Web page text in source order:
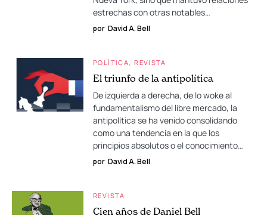
estrechas con otras notables…
por David A. Bell
POLÍTICA REVISTA
El triunfo de la antipolítica
De izquierda a derecha, de lo woke al
fundamentalismo del libre mercado, la
antipolítica se ha venido consolidando
como una tendencia en la que los
principios absolutos o el conocimiento…
por David A. Bell
REVISTA
Cien años de Daniel Bell